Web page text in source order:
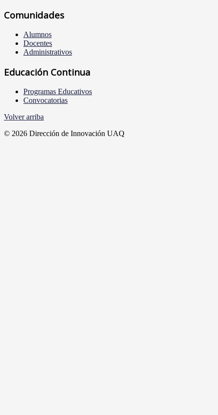
Comunidades
Alumnos
Docentes
Administrativos
Educación Continua
Programas Educativos
Convocatorias
Volver arriba
© 2026 Dirección de Innovación UAQ